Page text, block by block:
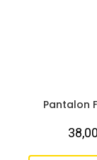
Pantalon
38,00